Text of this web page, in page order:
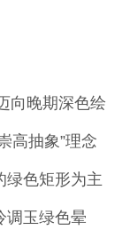
向晚期深色绘
高抽象”理念
绿色矩形为主
调玉绿色晕